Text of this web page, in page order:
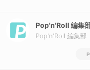
Pop'n'Roll 編集
Pop'n'Roll 編集部